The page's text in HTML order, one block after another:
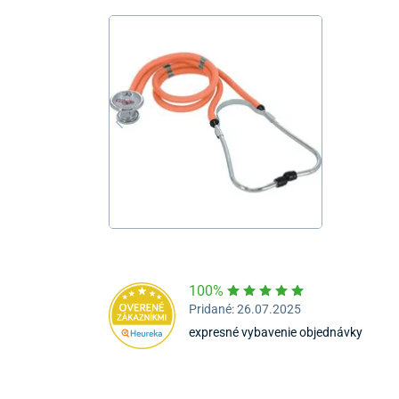
100%
Pridané: 26.07.2025
expresné vybavenie objednávky